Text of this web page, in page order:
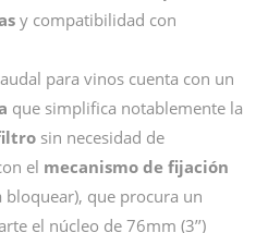
y compatibilidad con
para vinos cuenta con un
que simplifica notablemente la
sin necesidad de
el mecanismo de fijación
bloquear), que procura un
el núcleo de 76mm (3’’)